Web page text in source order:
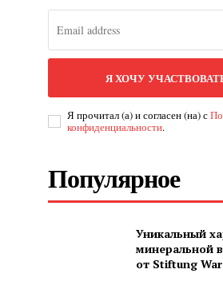
Я ХОЧУ
Я прочитал (а) и согласен (на) с
конфиденциальности.
Популярное
Уникальный
минеральной
от Stiftung